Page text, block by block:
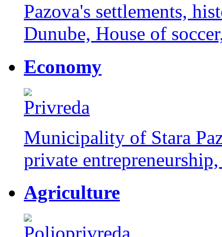
Pazova's settlements,
Dunube, House of
Economy
Municipality of Stara
private
Agriculture